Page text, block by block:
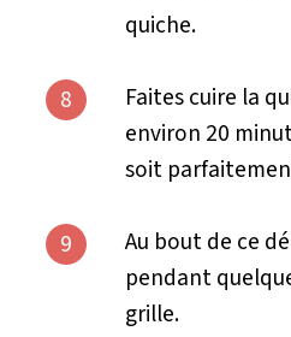
quiche.
8
Faites cuire la
environ 20
soit
9
Au bout de ce
pendant
grille.